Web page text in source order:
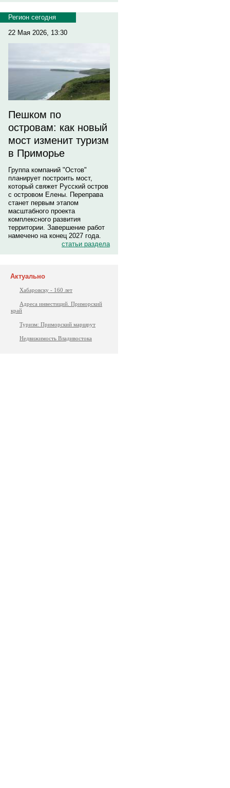
Регион сегодня
22 Мая 2026, 13:30
Пешком по
островам: как новый
мост изменит туризм
в Приморье
Группа компаний "Остов"
планирует построить мост,
который свяжет Русский остров
с островом Елены. Переправа
станет первым этапом
масштабного проекта
комплексного развития
территории. Завершение работ
намечено на конец 2027 года.
статьи раздела
Актуально
Хабаровску - 160 лет
Адреса инвестиций. Приморский
край
Туризм: Приморский маршрут
Недвижимость Владивостока